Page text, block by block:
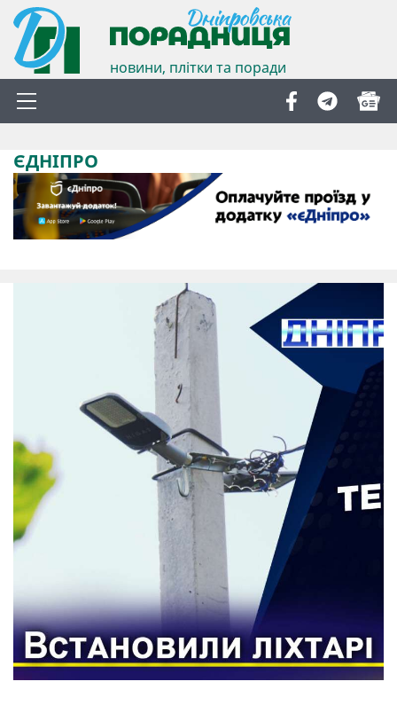
новини, плітки та поради
ЄДНІПРО